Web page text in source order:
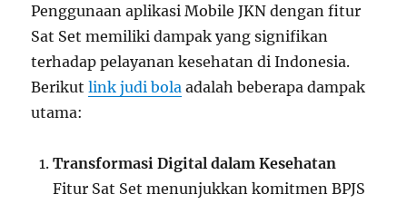
Penggunaan aplikasi Mobile JKN dengan fitur
Sat Set memiliki dampak yang signifikan
terhadap pelayanan kesehatan di Indonesia.
Berikutlink judi bola adalah beberapa dampak
utama:
Transformasi Digital dalam Kesehatan
Fitur Sat Set menunjukkan komitmen BPJS